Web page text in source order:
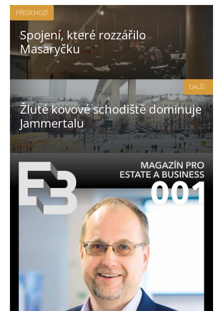
PŘEDCHOZÍ
Spojení, které rozzářilo
Masaryčku
Žluté kovové schodiště dominuje
Jammertalu
DALŠÍ